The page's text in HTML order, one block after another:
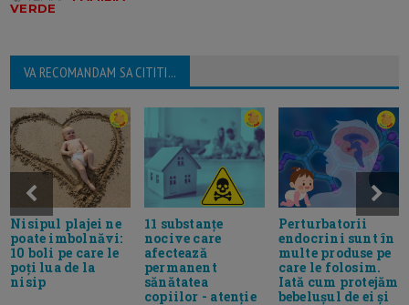
VERDE
VA RECOMANDAM SA CITITI...
Nisipul plajei ne
poate imbolnăvi:
10 boli pe care le
poți lua de la
nisip
11 substanțe
nocive care
afectează
permanent
sănătatea
copiilor - atenție
Perturbatorii
endocrini sunt în
multe produse pe
care le folosim.
Iată cum protejăm
bebeluşul de ei şi